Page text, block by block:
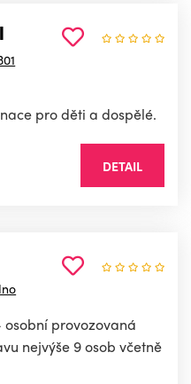
pro děti a dospělé.
DETAIL
provozovaná
nejvýše 9 osob včetně